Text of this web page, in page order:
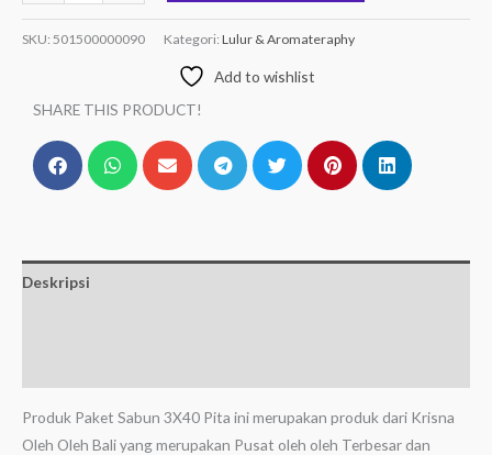
SKU: 501500000090 Kategori: Lulur & Aromateraphy
Add to wishlist
SHARE THIS PRODUCT!
Deskripsi
Produk Paket Sabun 3X40 Pita ini merupakan produk dari Krisna
Oleh Oleh Bali yang merupakan Pusat oleh oleh Terbesar dan